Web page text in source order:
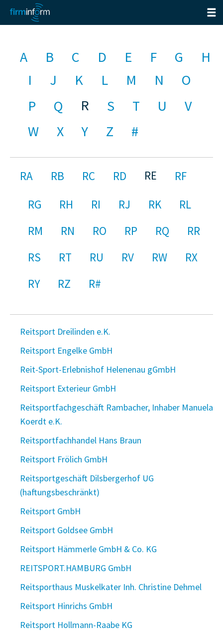
A B C D E F G
H
I
J K L M N
O
P
Q R S T U
V
W
X Y Z #
RA RB RC RD RE
RF
RG
RH RI RJ RK
RL
RM
RN RO RP RQ
RR
RS
RT RU RV RW
RX
RY
RZ R#
Reitsport Dreilinden e.K.
Reitsport Engelke GmbH
Reit-Sport-Erlebnishof Helenenau gGmbH
Reitsport Exterieur GmbH
Reitsportfachgeschäft Rambacher, Inhaber Manuela
Koerdt e.K.
Reitsportfachhandel Hans Braun
Reitsport Frölich GmbH
Reitsportgeschäft Dilsbergerhof UG
(haftungsbeschränkt)
Reitsport GmbH
Reitsport Goldsee GmbH
Reitsport Hämmerle GmbH & Co. KG
REITSPORT.HAMBURG GmbH
Reitsporthaus Muskelkater Inh. Christine Dehmel
Reitsport Hinrichs GmbH
Reitsport Hollmann-Raabe KG